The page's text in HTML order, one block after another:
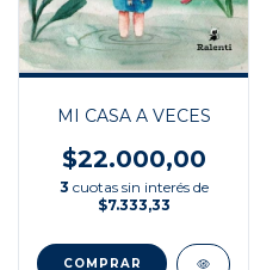
MI CASA A VECES
$22.000,00
3 cuotas sin interés de
$7.333,33